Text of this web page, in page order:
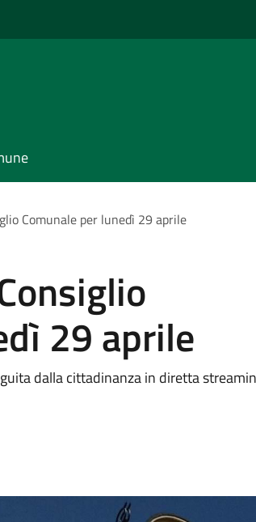
Comunale per lunedì 29 aprile
29 aprile
dalla cittadinanza in diretta